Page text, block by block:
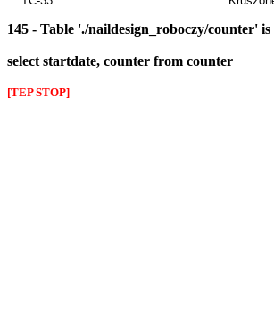
145 - Table './naildesign_roboczy/counter'
select startdate, counter from counter
[TEP STOP]